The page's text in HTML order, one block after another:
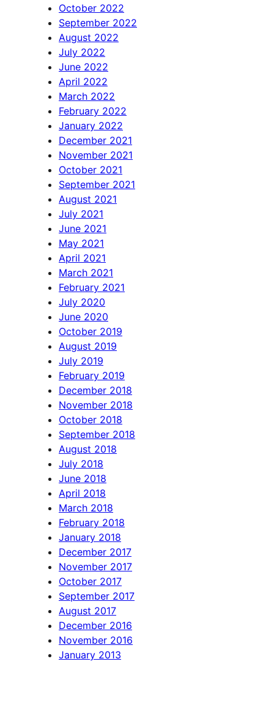
October 2022
September 2022
August 2022
July 2022
June 2022
April 2022
March 2022
February 2022
January 2022
December 2021
November 2021
October 2021
September 2021
August 2021
July 2021
June 2021
May 2021
April 2021
March 2021
February 2021
July 2020
June 2020
October 2019
August 2019
July 2019
February 2019
December 2018
November 2018
October 2018
September 2018
August 2018
July 2018
June 2018
April 2018
March 2018
February 2018
January 2018
December 2017
November 2017
October 2017
September 2017
August 2017
December 2016
November 2016
January 2013